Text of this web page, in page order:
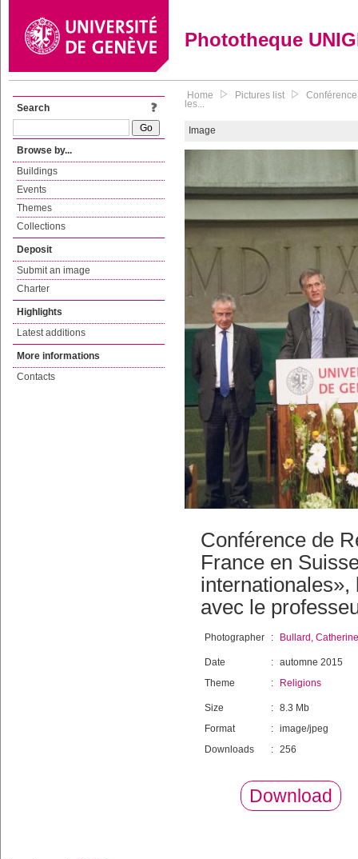
Phototheque
Search
Browse by...
Buildings
Events
Themes
Collections
Deposit
Submit an image
Charter
Highlights
Latest additions
More informations
Contacts
Home Pictures list
les...
Image
Conférence de
France en
internationales»,
avec le
Photographer : Bullard, Catherine
Date : automne 2015
Theme
: Religions
Size : 8.3 Mb
Format
: image/jpeg
Downloads
: 256
Download